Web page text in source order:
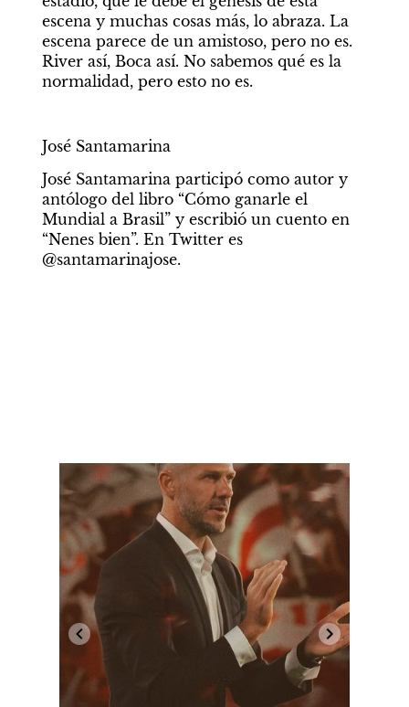
escena y muchas cosas más, lo abraza. La
escena parece de un amistoso, pero no es.
River así, Boca así. No sabemos qué es la
normalidad, pero esto no es.
José Santamarina
José Santamarina participó como autor y
antólogo del libro “Cómo ganarle el
Mundial a Brasil” y escribió un cuento en
“Nenes bien”. En Twitter es
@santamarinajose.